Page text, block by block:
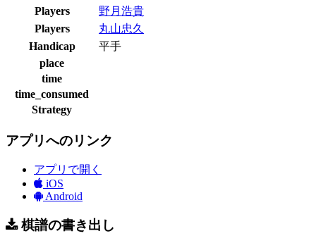
Players
野月浩貴
Players
丸山忠久
Handicap
平手
place
time
time_consumed
Strategy
アプリへのリンク
アプリで開く
iOS
Android
棋譜の書き出し